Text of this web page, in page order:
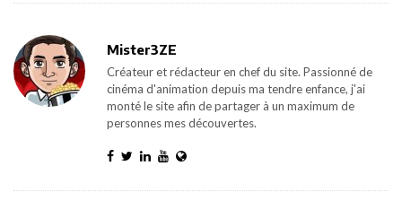
Mister3ZE
Créateur et rédacteur en chef du site. Passionné de
cinéma d'animation depuis ma tendre enfance, j'ai
monté le site afin de partager à un maximum de
personnes mes découvertes.